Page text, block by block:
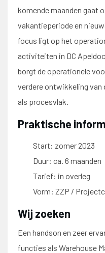
komende maanden gaat
vakantieperiode en
focus ligt op het
activiteiten in DC
borgt de operationele
verdere ontwikkeling
als procesvlak.
Praktische
Start: zomer 2023
Duur: ca. 6 maanden
Tarief: in overleg
Vorm: ZZP /
Wij zoeken
Een handson en zeer
functies als Warehouse